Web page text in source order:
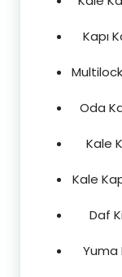
Kapı
Oda
Kale
Kale
Daf
Yuma